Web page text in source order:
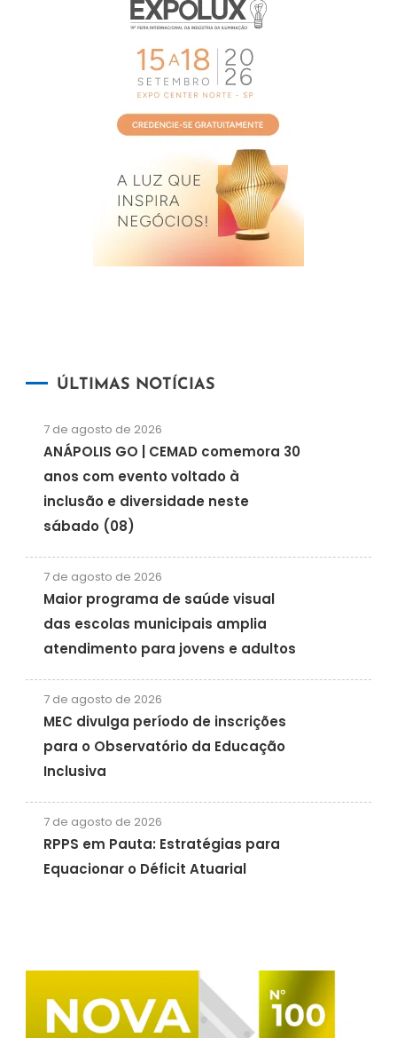
ÚLTIMAS NOTÍCIAS
7 de agosto de 2026
ANÁPOLIS GO | CEMAD comemora 30
anos com evento voltado à
inclusão e diversidade neste
sábado (08)
7 de agosto de 2026
Maior programa de saúde visual
das escolas municipais amplia
atendimento para jovens e adultos
7 de agosto de 2026
MEC divulga período de inscrições
para o Observatório da Educação
Inclusiva
7 de agosto de 2026
RPPS em Pauta: Estratégias para
Equacionar o Déficit Atuarial